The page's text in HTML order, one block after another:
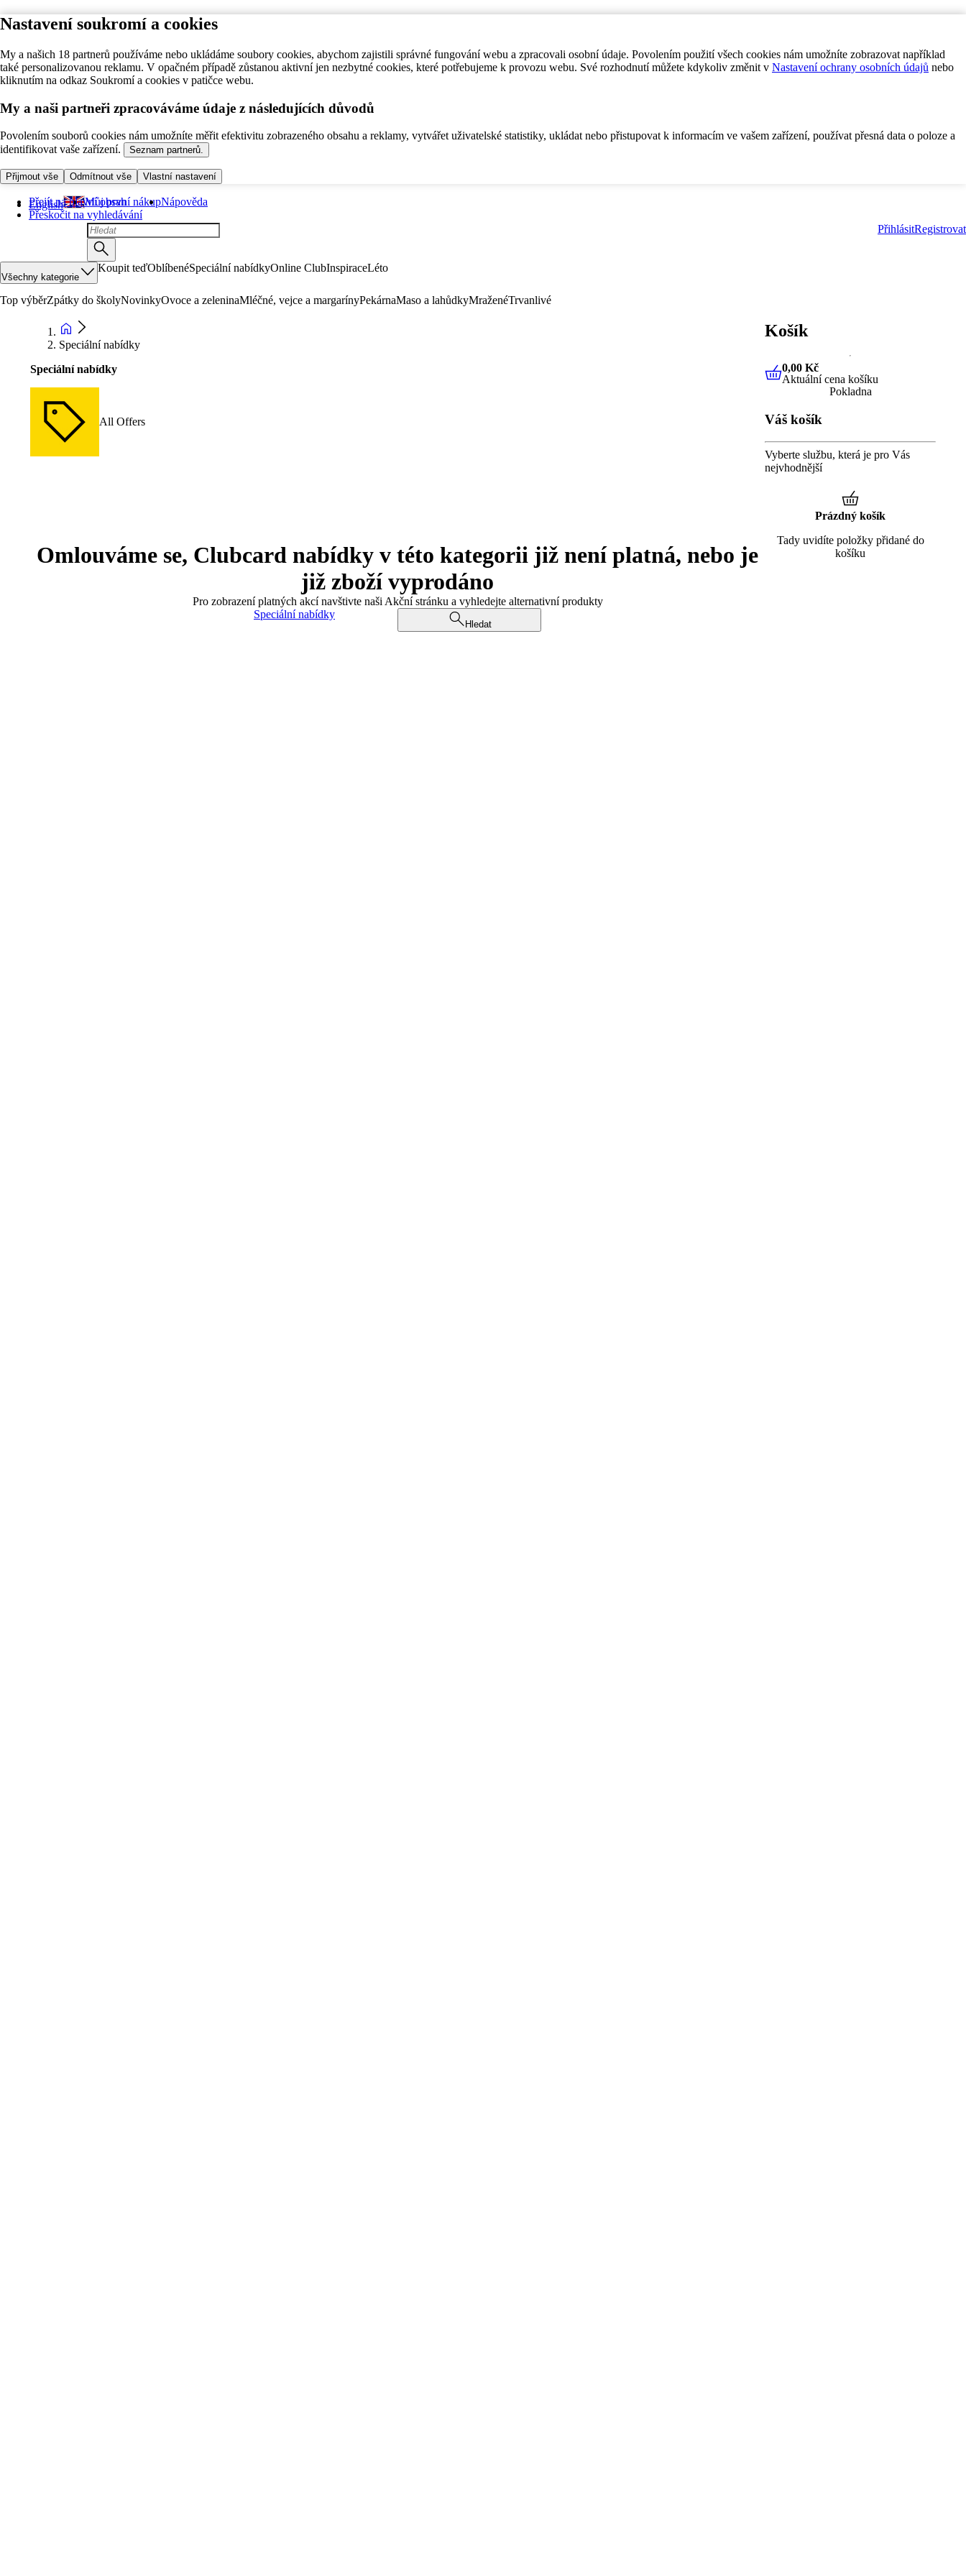
Nastavení soukromí a cookies
My a našich 18 partnerů používáme nebo ukládáme soubory cookies, abychom zajistili správné fungování webu a zpracovali osobní údaje. Povolením použití všech cookies nám umožníte zobrazovat například
také personalizovanou reklamu. V opačném případě zůstanou aktivní jen nezbytné cookies, které potřebujeme k provozu webu. Své rozhodnutí můžete kdykoliv změnit v Nastavení ochrany osobních údajů nebo
kliknutím na odkaz Soukromí a cookies v patičce webu.
My a naši partneři zpracováváme údaje z následujících důvodů
Povolením souborů cookies nám umožníte měřit efektivitu zobrazeného obsahu a reklamy, vytvářet uživatelské statistiky, ukládat nebo přistupovat k informacím ve vašem zařízení, používat přesná data o poloze a
identifikovat vaše zařízení.
Seznam partnerů.
Přijmout vše Odmítnout vše Vlastní nastavení
Přejít na hlavní obsah
Přeskočit na vyhledávání
English Můj první nákupNápověda
PřihlásitRegistrovat
Všechny kategorie
Koupit teďOblíbenéSpeciální nabídkyOnline ClubInspiraceLéto
Top výběrZpátky do školyNovinkyOvoce a zeleninaMléčné, vejce a margarínyPekárnaMaso a lahůdkyMraženéTrvanlivé
Speciální nabídky
Speciální nabídky
All Offers
Omlouváme se, Clubcard nabídky v této kategorii již není platná, nebo je
již zboží vyprodáno
Pro zobrazení platných akcí navštivte naši Akční stránku a vyhledejte alternativní produkty
Speciální nabídky
Hledat
Košík
0,00 KčAktuální cena košíku
0,00 Kč
Aktuální cena košíku
Pokladna
Váš košík
Vyberte službu, která je pro Vás
nejvhodnější
Prázdný košík
Tady uvidíte položky přidané do
košíku